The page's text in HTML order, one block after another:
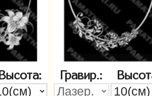
Высота: Гравир.: